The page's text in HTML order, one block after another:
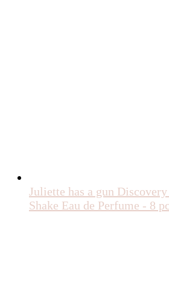
Juliette has a gun
Shake Eau de Perfume - 8